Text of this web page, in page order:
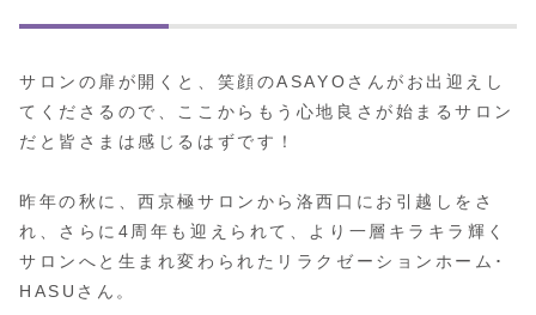
サロンの扉が開くと、笑顔のASAYOさんがお出迎えし
てくださるので、ここからもう心地良さが始まるサロン
だと皆さまは感じるはずです！
昨年の秋に、西京極サロンから洛西口にお引越しをさ
れ、さらに4周年も迎えられて、より一層キラキラ輝く
サロンへと生まれ変わられたリラクゼーションホーム･
HASUさん。